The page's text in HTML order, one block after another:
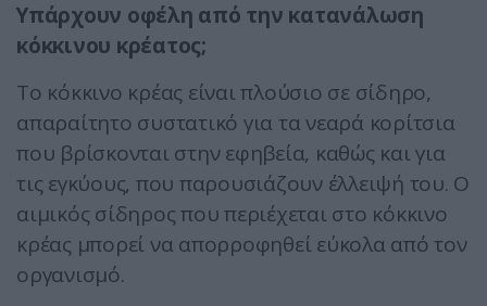
Υπάρχουν οφέλη από την κατανάλωση
κόκκινου κρέατος;
Το κόκκινο κρέας είναι πλούσιο σε σίδηρο,
απαραίτητο συστατικό για τα νεαρά κορίτσια
που βρίσκονται στην εφηβεία, καθώς και για
τις εγκύους, που παρουσιάζουν έλλειψή του. O
αιμικός σίδηρος που περιέχεται στο κόκκινο
κρέας μπορεί να απορροφηθεί εύκολα από τον
οργανισμό.